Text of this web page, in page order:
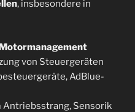
, insbesondere in
von Steuergeräten
AdBlue-
Antriebsstrang, Sensorik